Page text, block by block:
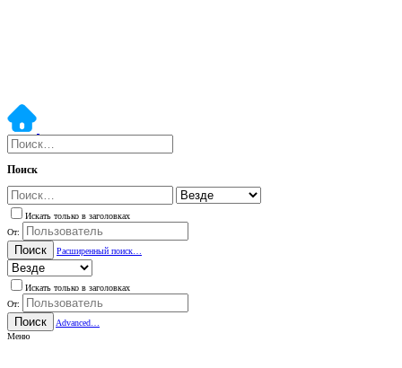
Поиск
Искать только в заголовках
От:
Поиск Расширенный поиск…
Искать только в заголовках
От:
Поиск
Advanced…
Меню